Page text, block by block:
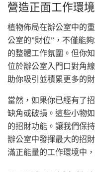
營造正面工作環
植物佈局在辦公室中的
公室的”財位”，不僅能
的整體工作氛圍。但你
位於辦公室入門口對角
助你吸引並積累更多的財
當然，如果你已經有了
缺角或破損。這些小物
的招財功能。讓我們保
辦公室中發揮最大的招
滿正能量的工作環境中